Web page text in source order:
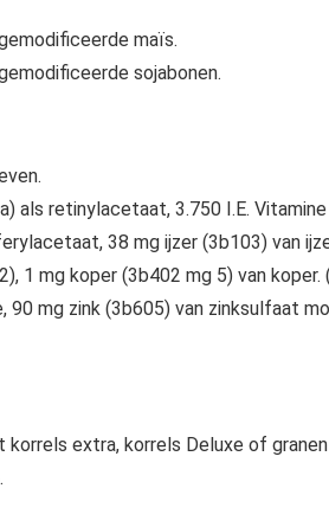
maïs.
sojabonen.
als retinylacetaat, 3.750 I.E.
38 mg ijzer (3b103) van
1 mg koper (3b402 mg 5) van
90 mg zink (3b605) van zinksulfaat
korrels extra, korrels Deluxe of